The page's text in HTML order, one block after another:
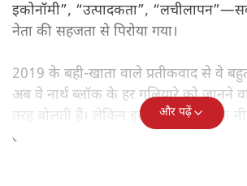
इकोनॉमी”, “उत्पादकता”,
नेता की सहजता से पिरोया गया।
2019 के बही‑खाता वाले प्रतीकवाद से वे
अब वे नार्थ ब्लॉक के हर गलियारे को जानने
तरह बोलती हैं। लेकिन इस आत्मविश्वास के
उतनी ही अनुमानित और दोहराव भरी।
और पढ़ें